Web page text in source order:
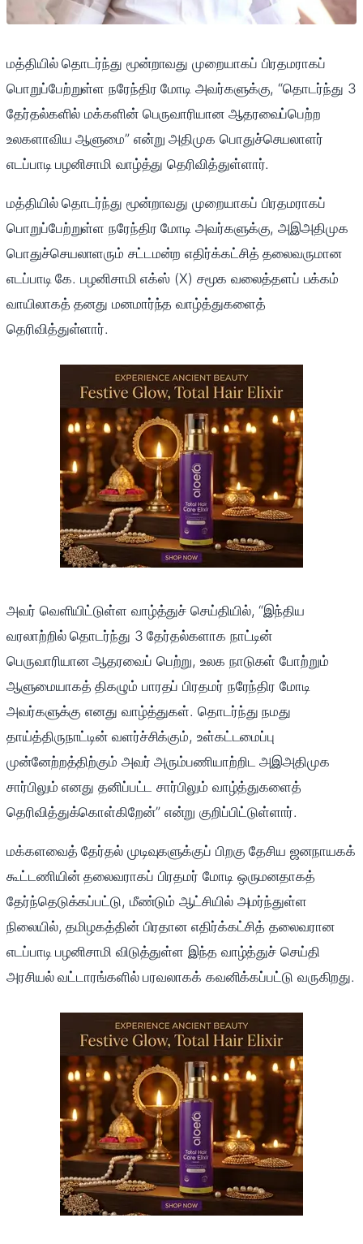
மத்தியில் தொடர்ந்து மூன்றாவது முறையாகப் பிரதமராகப்
பொறுப்பேற்றுள்ள நரேந்திர மோடி அவர்களுக்கு, “தொடர்ந்து 3
தேர்தல்களில் மக்களின் பெருவாரியான ஆதரவைப்பெற்ற
உலகளாவிய ஆளுமை” என்று அதிமுக பொதுச்செயலாளர்
எடப்பாடி பழனிசாமி வாழ்த்து தெரிவித்துள்ளார்.
மத்தியில் தொடர்ந்து மூன்றாவது முறையாகப் பிரதமராகப்
பொறுப்பேற்றுள்ள நரேந்திர மோடி அவர்களுக்கு, அஇஅதிமுக
பொதுச்செயலாளரும் சட்டமன்ற எதிர்க்கட்சித் தலைவருமான
எடப்பாடி கே. பழனிசாமி எக்ஸ் (X) சமூக வலைத்தளப் பக்கம்
வாயிலாகத் தனது மனமார்ந்த வாழ்த்துகளைத்
தெரிவித்துள்ளார்.
அவர் வெளியிட்டுள்ள வாழ்த்துச் செய்தியில், “இந்திய
வரலாற்றில் தொடர்ந்து 3 தேர்தல்களாக நாட்டின்
பெருவாரியான ஆதரவைப் பெற்று, உலக நாடுகள் போற்றும்
ஆளுமையாகத் திகழும் பாரதப் பிரதமர் நரேந்திர மோடி
அவர்களுக்கு எனது வாழ்த்துகள். தொடர்ந்து நமது
தாய்த்திருநாட்டின் வளர்ச்சிக்கும், உள்கட்டமைப்பு
முன்னேற்றத்திற்கும் அவர் அரும்பணியாற்றிட அஇஅதிமுக
சார்பிலும் எனது தனிப்பட்ட சார்பிலும் வாழ்த்துகளைத்
தெரிவித்துக்கொள்கிறேன்” என்று குறிப்பிட்டுள்ளார்.
மக்களவைத் தேர்தல் முடிவுகளுக்குப் பிறகு தேசிய ஜனநாயகக்
கூட்டணியின் தலைவராகப் பிரதமர் மோடி ஒருமனதாகத்
தேர்ந்தெடுக்கப்பட்டு, மீண்டும் ஆட்சியில் அமர்ந்துள்ள
நிலையில், தமிழகத்தின் பிரதான எதிர்க்கட்சித் தலைவரான
எடப்பாடி பழனிசாமி விடுத்துள்ள இந்த வாழ்த்துச் செய்தி
அரசியல் வட்டாரங்களில் பரவலாகக் கவனிக்கப்பட்டு வருகிறது.